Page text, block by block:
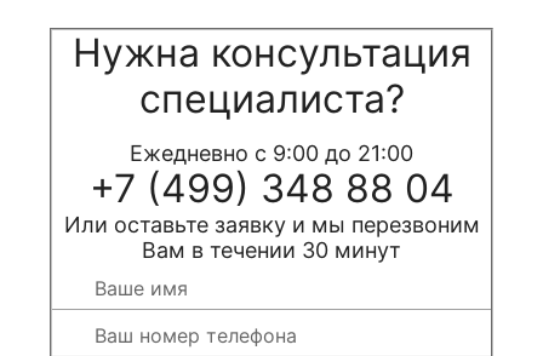
Нужна консультация
специалиста?
Ежедневно с 9:00 до 21:00
+7 (499) 348 88 04
Или оставьте заявку и мы перезвоним
Вам в течении 30 минут